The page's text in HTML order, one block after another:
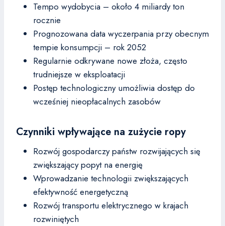
Tempo wydobycia – około 4 miliardy ton
rocznie
Prognozowana data wyczerpania przy obecnym
tempie konsumpcji – rok 2052
Regularnie odkrywane nowe złoża, często
trudniejsze w eksploatacji
Postęp technologiczny umożliwia dostęp do
wcześniej nieopłacalnych zasobów
Czynniki wpływające na zużycie ropy
Rozwój gospodarczy państw rozwijających się
zwiększający popyt na energię
Wprowadzanie technologii zwiększających
efektywność energetyczną
Rozwój transportu elektrycznego w krajach
rozwiniętych